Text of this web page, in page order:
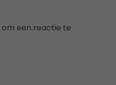
om een reactie te